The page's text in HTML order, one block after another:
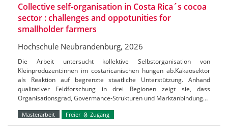
Collective self-organisation in Costa Rica´s cocoa
sector : challenges and oppotunities for
smallholder farmers
Hochschule Neubrandenburg, 2026
Die Arbeit untersucht kollektive Selbstorganisation von
Kleinproduzent:innen im costaricanischen hungen ab.Kakaosektor
als Reaktion auf begrenzte staatliche Unterstützung. Anhand
qualitativer Feldforschung in drei Regionen zeigt sie, dass
Organisationsgrad, Govermance-Strukturen und Marktanbindung…
Masterarbeit Freier Zugang